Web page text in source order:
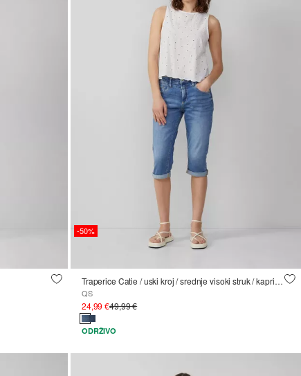
-50%
Traperice Catie / uski kroj / srednje visoki struk / kapri duljina
QS
24,99 €49,99 €
ODRŽIVO